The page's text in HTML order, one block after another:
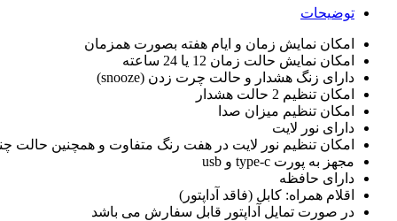
توضیحات
امکان نمایش زمان و ایام هفته بصورت همزمان
امکان نمایش حالت زمان 12 یا 24 ساعته
دارای زنگ هشدار و حالت چرت زدن (snooze)
امکان تنظیم 2 حالت هشدار
امکان تنظیم میزان صدا
دارای نور لایت
امکان تنظیم نور لایت در هفت رنگ متفاوت و همچنین حالت
مجهز به پورت type-c و usb
دارای حافظه
اقلام همراه: کابل (فاقد آداپتور)
در صورت تمایل آداپتور قابل سفارش می باشد